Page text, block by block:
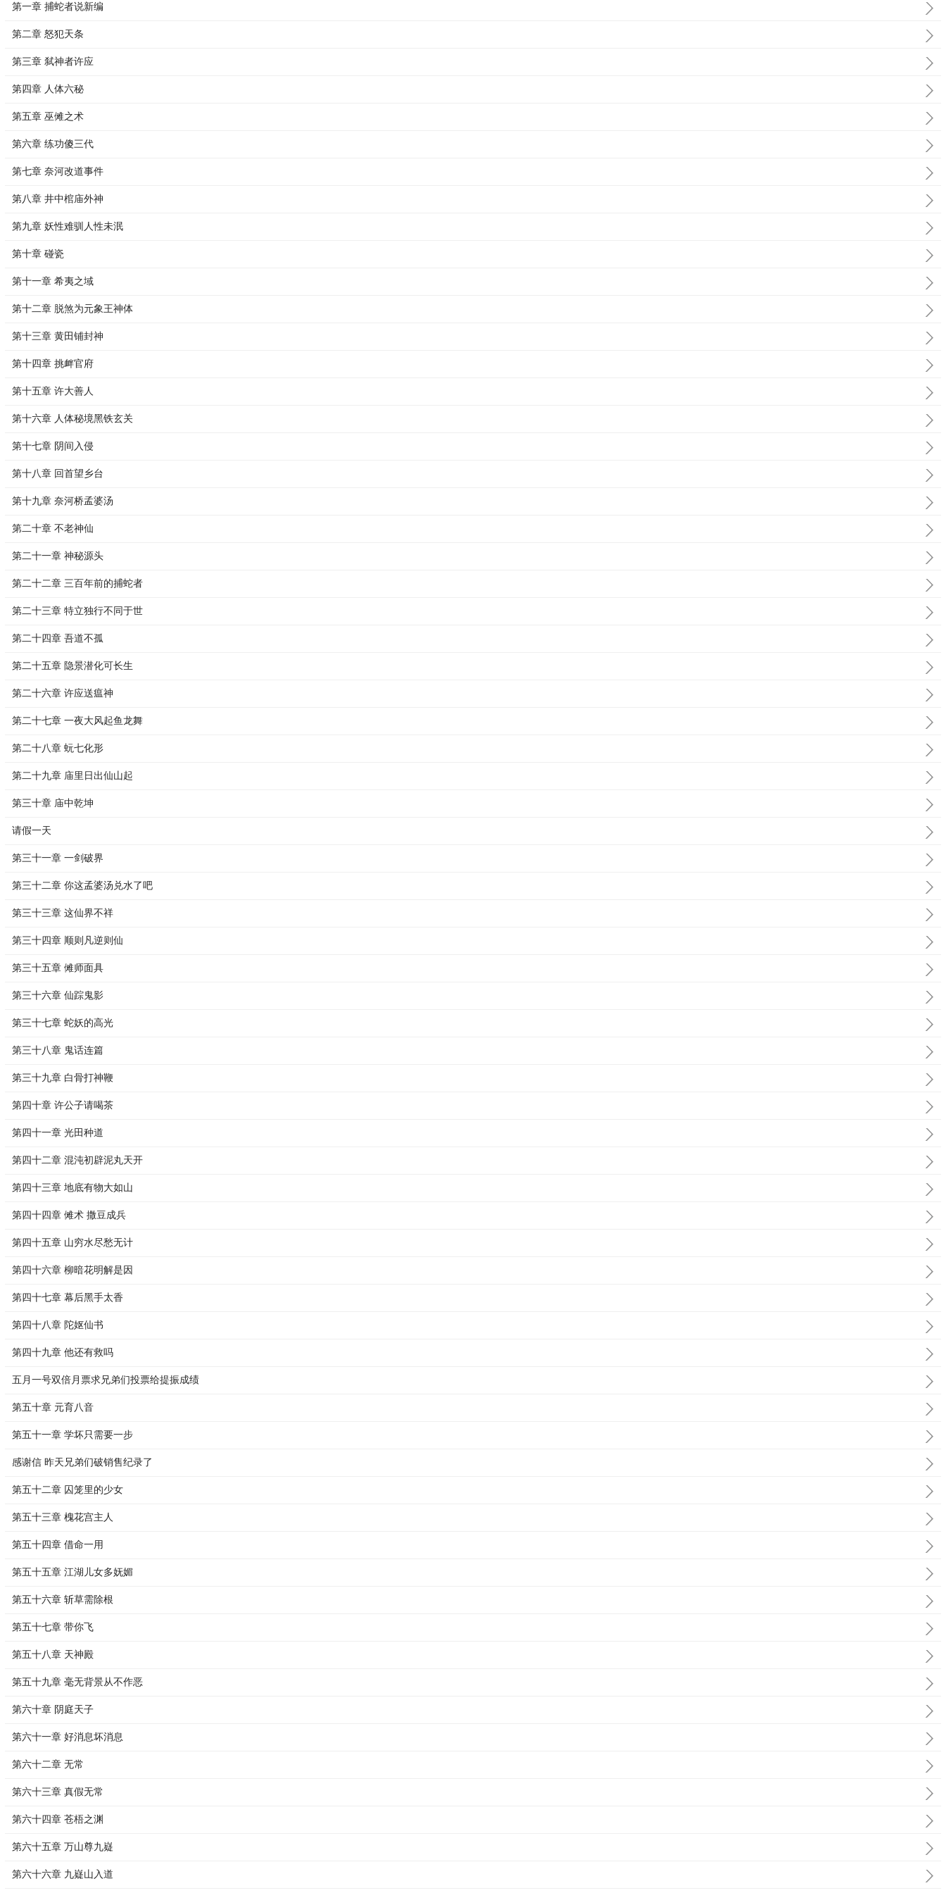
第一章 捕蛇者说新编
第二章 怒犯天条
第三章 弑神者许应
第四章 人体六秘
第五章 巫傩之术
第六章 练功傻三代
第七章 奈河改道事件
第八章 井中棺庙外神
第九章 妖性难驯人性未泯
第十章 碰瓷
第十一章 希夷之域
第十二章 脱煞为元象王神体
第十三章 黄田铺封神
第十四章 挑衅官府
第十五章 许大善人
第十六章 人体秘境黑铁玄关
第十七章 阴间入侵
第十八章 回首望乡台
第十九章 奈河桥孟婆汤
第二十章 不老神仙
第二十一章 神秘源头
第二十二章 三百年前的捕蛇者
第二十三章 特立独行不同于世
第二十四章 吾道不孤
第二十五章 隐景潜化可长生
第二十六章 许应送瘟神
第二十七章 一夜大风起鱼龙舞
第二十八章 蚖七化形
第二十九章 庙里日出仙山起
第三十章 庙中乾坤
请假一天
第三十一章 一剑破界
第三十二章 你这孟婆汤兑水了吧
第三十三章 这仙界不祥
第三十四章 顺则凡逆则仙
第三十五章 傩师面具
第三十六章 仙踪鬼影
第三十七章 蛇妖的高光
第三十八章 鬼话连篇
第三十九章 白骨打神鞭
第四十章 许公子请喝茶
第四十一章 光田种道
第四十二章 混沌初辟泥丸天开
第四十三章 地底有物大如山
第四十四章 傩术 撒豆成兵
第四十五章 山穷水尽愁无计
第四十六章 柳暗花明解是因
第四十七章 幕后黑手太香
第四十八章 陀妪仙书
第四十九章 他还有救吗
五月一号双倍月票求兄弟们投票给提振成绩
第五十章 元育八音
第五十一章 学坏只需要一步
感谢信 昨天兄弟们破销售纪录了
第五十二章 囚笼里的少女
第五十三章 槐花宫主人
第五十四章 借命一用
第五十五章 江湖儿女多妩媚
第五十六章 斩草需除根
第五十七章 带你飞
第五十八章 天神殿
第五十九章 毫无背景从不作恶
第六十章 阴庭天子
第六十一章 好消息坏消息
第六十二章 无常
第六十三章 真假无常
第六十四章 苍梧之渊
第六十五章 万山尊九嶷
第六十六章 九嶷山入道